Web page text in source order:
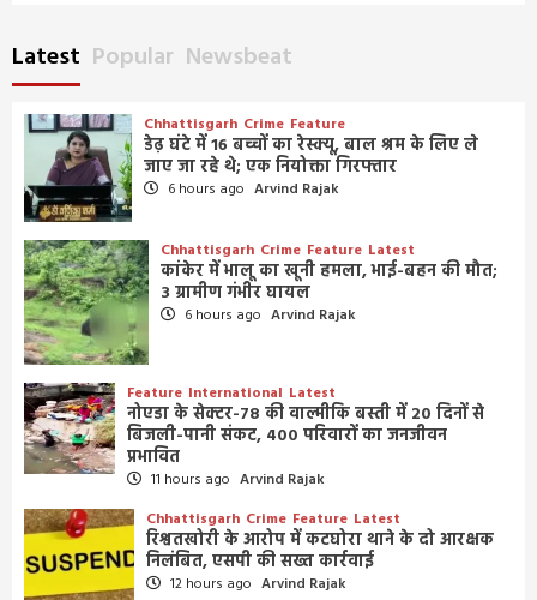
Latest Popular Newsbeat
Chhattisgarh Crime Feature
डेढ़ घंटे में 16 बच्चों का रेस्क्यू, बाल श्रम के लिए ले
जाए जा रहे थे; एक नियोक्ता गिरफ्तार
6 hours ago Arvind Rajak
Chhattisgarh Crime Feature Latest
कांकेर में भालू का खूनी हमला, भाई-बहन की मौत;
3 ग्रामीण गंभीर घायल
6 hours ago Arvind Rajak
Feature International Latest
नोएडा के सेक्टर-78 की वाल्मीकि बस्ती में 20 दिनों से
बिजली-पानी संकट, 400 परिवारों का जनजीवन
प्रभावित
11 hours ago Arvind Rajak
Chhattisgarh Crime Feature Latest
रिश्वतखोरी के आरोप में कटघोरा थाने के दो आरक्षक
निलंबित, एसपी की सख्त कार्रवाई
12 hours ago Arvind Rajak